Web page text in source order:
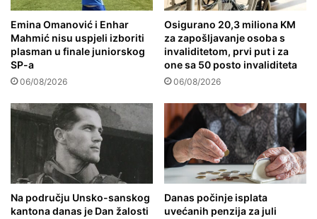
Emina Omanović i Enhar
Mahmić nisu uspjeli izboriti
plasman u finale juniorskog
SP-a
06/08/2026
Osigurano 20,3 miliona KM
za zapošljavanje osoba s
invaliditetom, prvi put i za
one sa 50 posto invaliditeta
06/08/2026
Na području Unsko-sanskog
kantona danas je Dan žalosti
Danas počinje isplata
uvećanih penzija za juli